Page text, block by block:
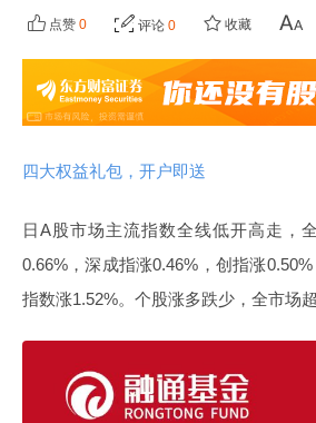
点赞 0 评论 0 收藏
四大权益礼包，开户即送
日A股市场主流指数全线低开高走，
0.66%，深成指涨0.46%，创指涨
指数涨1.52%。个股涨多跌少，全市场